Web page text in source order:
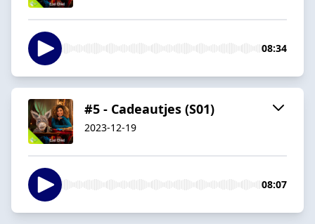
08:34
#5 - Cadeautjes (S01)
2023-12-19
08:07